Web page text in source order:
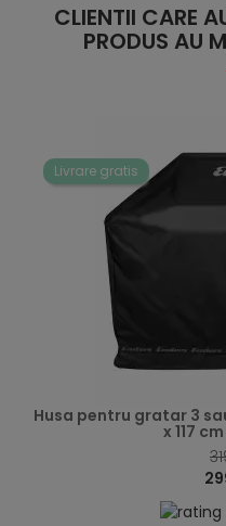
CLIENTII CARE
PRODUS AU
Livrare gratis
Husa pentru gratar 3
x 117